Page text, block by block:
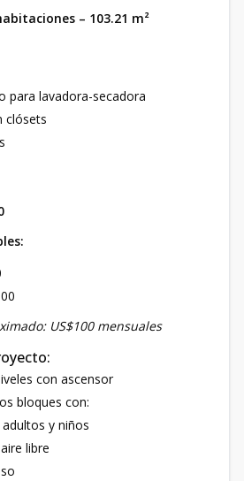
– 103.21 m²
para lavadora-secadora
clósets
US$100 mensuales
con ascensor
bloques con:
y niños
libre